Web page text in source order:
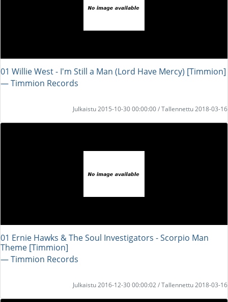
01 Willie West - I'm Still a Man (Lord Have Mercy) [Timmion]
― Timmion Records
Julkaistu 2015-10-30 00:00:00 / Tallennettu 2018-03-16
01 Ernie Hawks & The Soul Investigators - Scorpio Man
Theme [Timmion]
― Timmion Records
Julkaistu 2016-12-30 00:00:02 / Tallennettu 2018-03-16